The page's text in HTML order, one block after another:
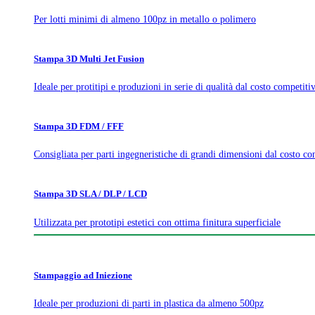
Per lotti minimi di almeno 100pz in metallo o polimero
Stampa 3D Multi Jet Fusion
Ideale per protitipi e produzioni in serie di qualità dal costo
Stampa 3D FDM / FFF
Consigliata per parti ingegneristiche di grandi dimensioni dal costo
Stampa 3D SLA / DLP / LCD
Utilizzata per prototipi estetici con ottima finitura superficiale
Stampaggio ad Iniezione
Ideale per produzioni di parti in plastica da almeno 500pz